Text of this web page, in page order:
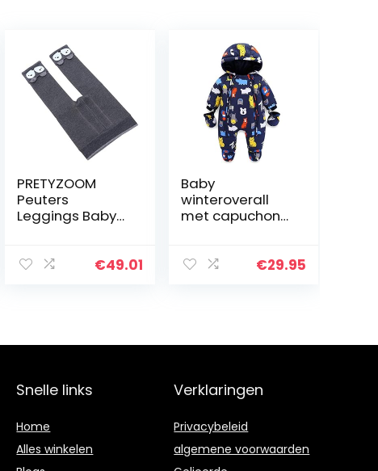
PRETYZOOM
Peuters
Leggings Baby
Leggings Vos
€49.01
Baby
winteroverall
met capuchon
en voetjes
€29.95
Snelle links
Home
Alles winkelen
Verklaringen
Privacybeleid
algemene voorwaarden